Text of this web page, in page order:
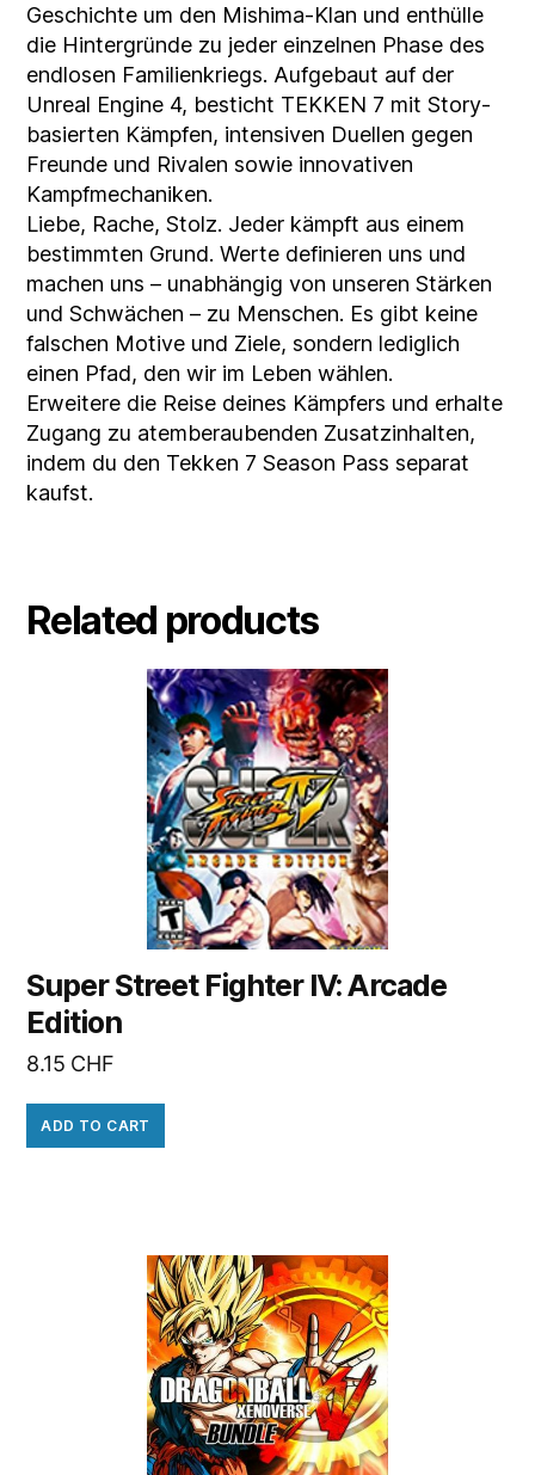
Geschichte um den Mishima-Klan und enthülle
die Hintergründe zu jeder einzelnen Phase des
endlosen Familienkriegs. Aufgebaut auf der
Unreal Engine 4, besticht TEKKEN 7 mit Story-
basierten Kämpfen, intensiven Duellen gegen
Freunde und Rivalen sowie innovativen
Kampfmechaniken.
Liebe, Rache, Stolz. Jeder kämpft aus einem
bestimmten Grund. Werte definieren uns und
machen uns – unabhängig von unseren Stärken
und Schwächen – zu Menschen. Es gibt keine
falschen Motive und Ziele, sondern lediglich
einen Pfad, den wir im Leben wählen.
Erweitere die Reise deines Kämpfers und erhalte
Zugang zu atemberaubenden Zusatzinhalten,
indem du den Tekken 7 Season Pass separat
kaufst.
Related products
Super Street Fighter IV: Arcade
Edition
8.15 CHF
ADD TO CART